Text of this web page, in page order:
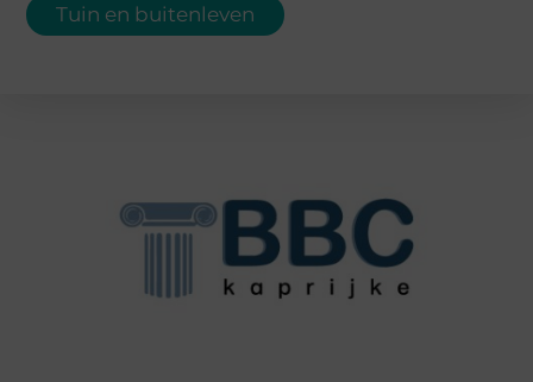
Tuin en buitenleven